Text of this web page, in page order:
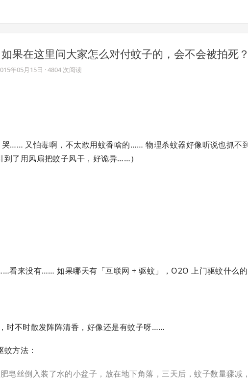
果在这里问大家怎么对付蚊子的，会不会被拍死
年05月15日 · 4804 次阅读
…… 又怕毒啊，不太敢用蚊香啥的…… 物理杀蚊器好像听说也抓不
了用风扇把蚊子风干，好诡异……）
看来没有…… 如果哪天有「互联网 + 驱蚊」，O2O 上门驱蚊什么
时不时散发阵阵清香，好像还是有蚊子呀……
方法：
皂丝倒入装了水的小盆子，放在地下角落，三天后，蚊子数量骤减